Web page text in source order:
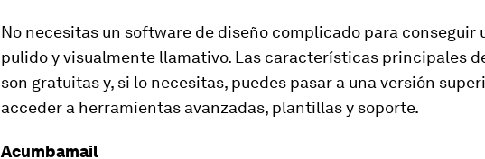
No necesitas un software de diseño complicado para conseguir
pulido y visualmente llamativo. Las características principales
son gratuitas y, si lo necesitas, puedes pasar a una versión
acceder a herramientas avanzadas, plantillas y soporte.
Acumbamail